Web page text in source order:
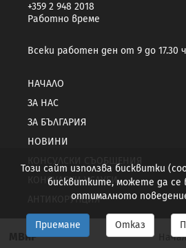
МВнР
+359 2 948 2018
Работно време
Всеки работен ден от 9 до 17.30
НАЧАЛО
ЗА НАС
ЗА БЪЛГАРИЯ
НОВИНИ
КОНСУЛСКИ СЪОБЩЕНИЯ
КОНСУЛСКИ УСЛУГИ
АНТИКОРУПЦИЯ
Този сайт използва бисквитки
бисквитките, можете да се
оптималното
Приемане Отказ